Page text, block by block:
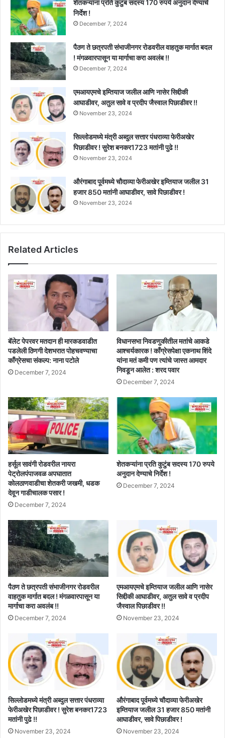
शेतकऱ्यांना प्रति कुटुंब सदस्य 170 रुपये अनुदान देण्याचे
निर्देश !
December 7, 2024
पैठण ते छत्रपती संभाजीनगर रोडवरील वाहतुक मार्गात बदल
! मंगळवारपासून या मार्गाचा करा अवलंब !!
December 7, 2024
एमआयएमचे इम्तियाज जलील आणि नासेर सिद्दीकी
आघाडीवर, अतुल सावे व प्रदीप जैस्वाल पिछाडीवर !!
November 23, 2024
सिल्लोडमध्ये मंत्री अब्दुल सत्तार पंधराव्या फेरीअखेर
पिछाडीवर ! सुरेश बनकर1723 मतांनी पुढे !!
November 23, 2024
औरंगाबाद पूर्वमध्ये चौदाव्या फेरीअखेर इम्तियाज जलील 31
हजार 850 मतांनी आघाडीवर, सावे पिछाडीवर !
November 23, 2024
Related Articles
बॅलेट पेपरवर मतदान ही मारकडवाडीत
पडलेली ठिणगी देशभरात पोहचवण्याचा
काँग्रेसचा संकल्प: नाना पटोले
December 7, 2024
विधानसभा निवडणुकीतील मतांचे आकडे
आश्चर्यकारक ! काँग्रेसपेक्षा एकनाथ शिंदे
यांना मतं कमी पण त्यांचे जास्त आमदार
निवडून आलेत : शरद पवार
December 7, 2024
हर्सूल सावंगी रोडवरील नायरा
पेट्रोलपंपाजवळ अपघातात
कोलठाणवाडीचा शेतकरी जखमी, धडक
देवून गाडीचालक पसार !
December 7, 2024
शेतकऱ्यांना प्रति कुटुंब सदस्य 170 रुपये
अनुदान देण्याचे निर्देश !
December 7, 2024
पैठण ते छत्रपती संभाजीनगर रोडवरील
वाहतुक मार्गात बदल ! मंगळवारपासून या
मार्गाचा करा अवलंब !!
December 7, 2024
एमआयएमचे इम्तियाज जलील आणि नासेर
सिद्दीकी आघाडीवर, अतुल सावे व प्रदीप
जैस्वाल पिछाडीवर !!
November 23, 2024
सिल्लोडमध्ये मंत्री अब्दुल सत्तार पंधराव्या
फेरीअखेर पिछाडीवर ! सुरेश बनकर1723
मतांनी पुढे !!
November 23, 2024
औरंगाबाद पूर्वमध्ये चौदाव्या फेरीअखेर
इम्तियाज जलील 31 हजार 850 मतांनी
आघाडीवर, सावे पिछाडीवर !
November 23, 2024